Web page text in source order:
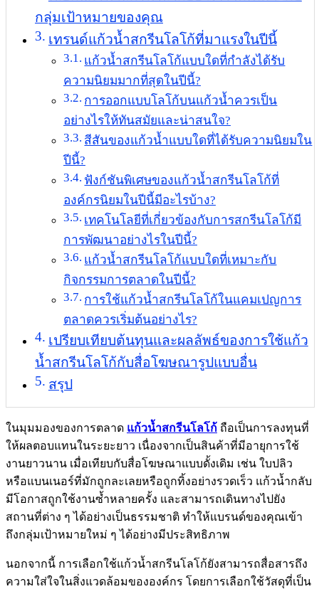
กลุ่มเป้าหมายของคุณ
เทรนด์แก้วน้ำสกรีนโลโก้ที่มาแรงในปีนี้
แก้วน้ำสกรีนโลโก้แบบใดที่กำลังได้รับ
ความนิยมมากที่สุดในปีนี้?
การออกแบบโลโก้บนแก้วน้ำควรเป็น
อย่างไรให้ทันสมัยและน่าสนใจ?
สีสันของแก้วน้ำแบบใดที่ได้รับความนิยมใน
ปีนี้?
ฟังก์ชันพิเศษของแก้วน้ำสกรีนโลโก้ที่
องค์กรนิยมในปีนี้มีอะไรบ้าง?
เทคโนโลยีที่เกี่ยวข้องกับการสกรีนโลโก้มี
การพัฒนาอย่างไรในปีนี้?
แก้วน้ำสกรีนโลโก้แบบใดที่เหมาะกับ
กิจกรรมการตลาดในปีนี้?
การใช้แก้วน้ำสกรีนโลโก้ในแคมเปญการ
ตลาดควรเริ่มต้นอย่างไร?
เปรียบเทียบต้นทุนและผลลัพธ์ของการใช้แก้ว
น้ำสกรีนโลโก้กับสื่อโฆษณารูปแบบอื่น
สรุป
ในมุมมองของการตลาด แก้วน้ำสกรีนโลโก้ ถือเป็นการลงทุนที่
ให้ผลตอบแทนในระยะยาว เนื่องจากเป็นสินค้าที่มีอายุการใช้
งานยาวนาน เมื่อเทียบกับสื่อโฆษณาแบบดั้งเดิม เช่น ใบปลิว
หรือแบนเนอร์ที่มักถูกละเลยหรือถูกทิ้งอย่างรวดเร็ว แก้วน้ำกลับ
มีโอกาสถูกใช้งานซ้ำหลายครั้ง และสามารถเดินทางไปยัง
สถานที่ต่าง ๆ ได้อย่างเป็นธรรมชาติ ทำให้แบรนด์ของคุณเข้า
ถึงกลุ่มเป้าหมายใหม่ ๆ ได้อย่างมีประสิทธิภาพ
นอกจากนี้ การเลือกใช้แก้วน้ำสกรีนโลโก้ยังสามารถสื่อสารถึง
ความใส่ใจในสิ่งแวดล้อมขององค์กร โดยการเลือกใช้วัสดุที่เป็น